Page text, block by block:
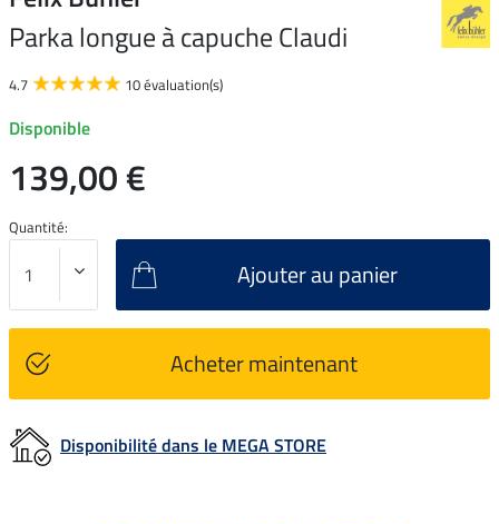
Parka longue à capuche Claudi
4.7 10 évaluation(s)
Disponible
139,00 €
Quantité:
Ajouter au panier
Acheter maintenant
Disponibilité dans le MEGA STORE